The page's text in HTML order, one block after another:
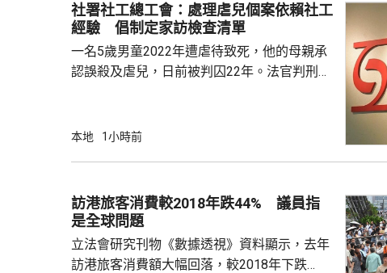
方便。他又認為，隨著人口遷移，各區對流動
圖書館的需求或有改變，建議康文署公開更多
資料，檢視流動圖書館的選址，未來...
社署社工總工會：處理虐兒個案依賴社工
經驗 倡制定家訪檢查清單
一名5歲男童2022年遭虐待致死，他的母親承
認誤殺及虐兒，日前被判囚22年。法官判刑時
良。 社署社工總工會主席梁建雄在本台節目
讓小朋友除下口罩或面對面見社工，並非社工
能控制的事情。他説，當時有關個案剛剛交給
非政府組織跟進，代表社署社工判斷個案...
本地 1小時前
訪港旅客消費較2018年跌44% 議員指
是全球問題
立法會研究刊物《數據透視》資料顯示，去年
訪港旅客消費額大幅回落，較2018年下跌